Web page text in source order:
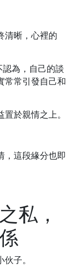
清晰，心裡的
認為，自己的談
常常引發自己和
於親情之上。
，這段緣分也即
私，
子。